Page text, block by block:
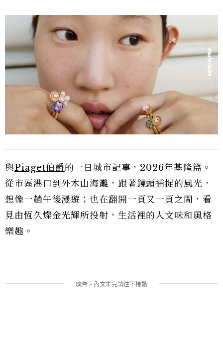
與Piaget伯爵的一日城市記事，2026年基隆篇。
從市區港口到外木山海灘，跟著鏡頭捕捉的風光，
想像一趟午後漫遊；也在翻開一頁又一頁之間，看
見由恆久燦金光輝所投射，生活裡的人文味和風格
樂趣。